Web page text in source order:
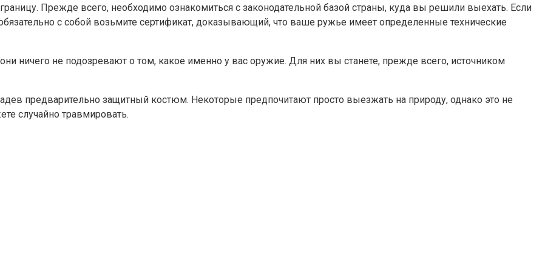
Прежде всего, необходимо ознакомиться с законодательной базой страны, куда вы решили выехать. Если
с собой возьмите сертификат, доказывающий, что ваше ружье имеет определенные технические
ничего не подозревают о том, какое именно у вас оружие. Для них вы станете, прежде всего, источником
предварительно защитный костюм. Некоторые предпочитают просто выезжать на природу, однако это не
случайно травмировать.